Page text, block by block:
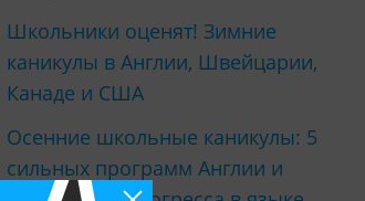
Школьники оценят! Зимние
каникулы в Англии, Швейцарии,
Канаде и США
Осенние школьные каникулы: 5
сильных программ Англии и